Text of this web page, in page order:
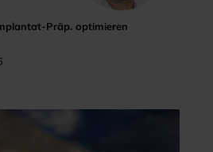
Präp. optimieren